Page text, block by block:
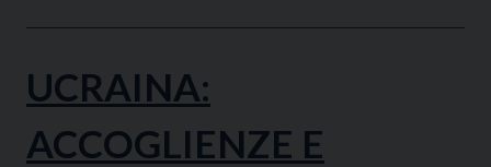
UCRAINA:
ACCOGLIENZE E